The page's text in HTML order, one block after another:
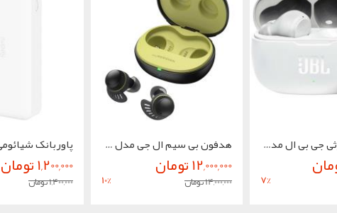
1,200,000 تومان
1,400,000 تومان
هدفون بی سیم ال جی مدل DTF7Q
12,000,000 تومان
14,000,000 تومان 10%
هدفون بلوتوثی جی بی ال مدل MAU BEU WAVE KOIL...
7%